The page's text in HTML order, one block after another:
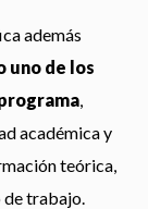
además
uno de los
académica y
teórica,
trabajo.